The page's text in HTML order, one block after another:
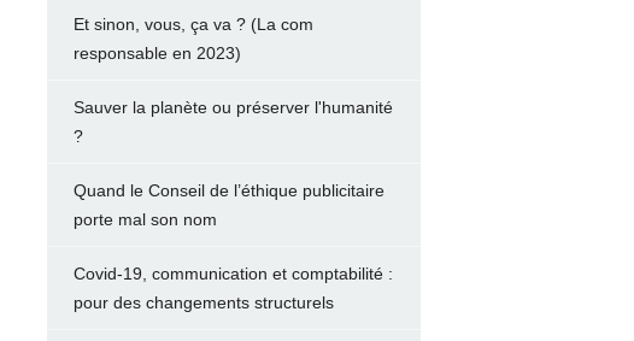
Et sinon, vous, ça va ? (La com
responsable en 2023)
Sauver la planète ou préserver l'humanité
?
Quand le Conseil de l’éthique publicitaire
porte mal son nom
Covid-19, communication et comptabilité :
pour des changements structurels